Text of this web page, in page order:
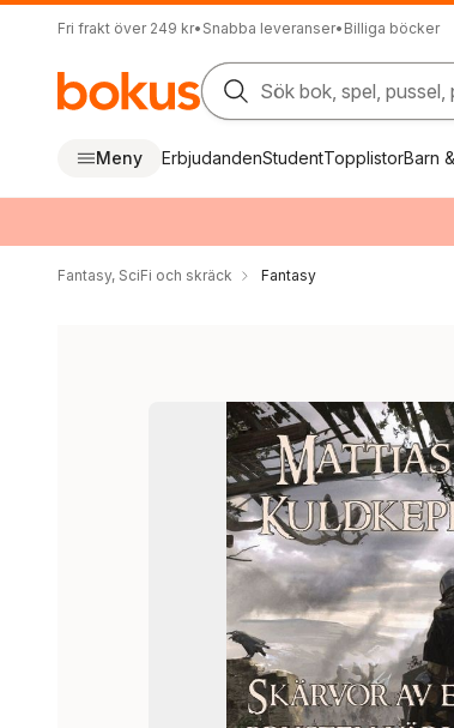
Fri frakt över 249 kr• Snabba leveranser• Billiga böcker
Sök bok, spel, pussel,
Meny ErbjudandenStudentTopplistorBarn
Fantasy, SciFi och skräck Fantasy